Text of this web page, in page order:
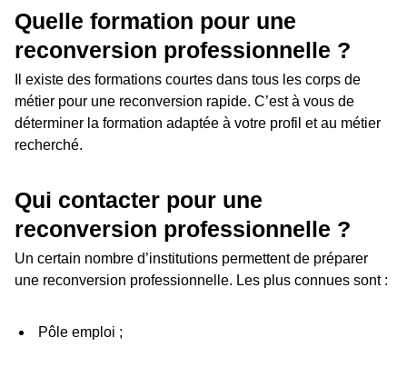
Quelle formation pour une
reconversion professionnelle ?
Il existe des formations courtes dans tous les corps de
métier pour une reconversion rapide. C’est à vous de
déterminer la formation adaptée à votre profil et au métier
recherché.
Qui contacter pour une
reconversion professionnelle ?
Un certain nombre d’institutions permettent de préparer
une reconversion professionnelle. Les plus connues sont :
Pôle emploi ;